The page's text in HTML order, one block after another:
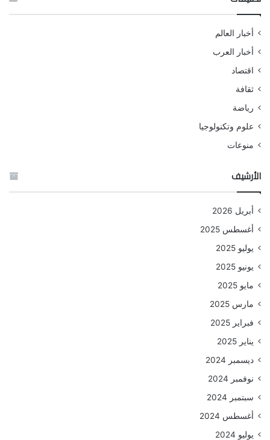
أخبار العالم
أخبار العرب
اقتصاد
ثقافة
رياضة
علوم وتكنولوجيا
منوعات
الأرشيف
أبريل 2026
أغسطس 2025
يوليو 2025
يونيو 2025
مايو 2025
مارس 2025
فبراير 2025
يناير 2025
ديسمبر 2024
نوفمبر 2024
سبتمبر 2024
أغسطس 2024
يوليو 2024